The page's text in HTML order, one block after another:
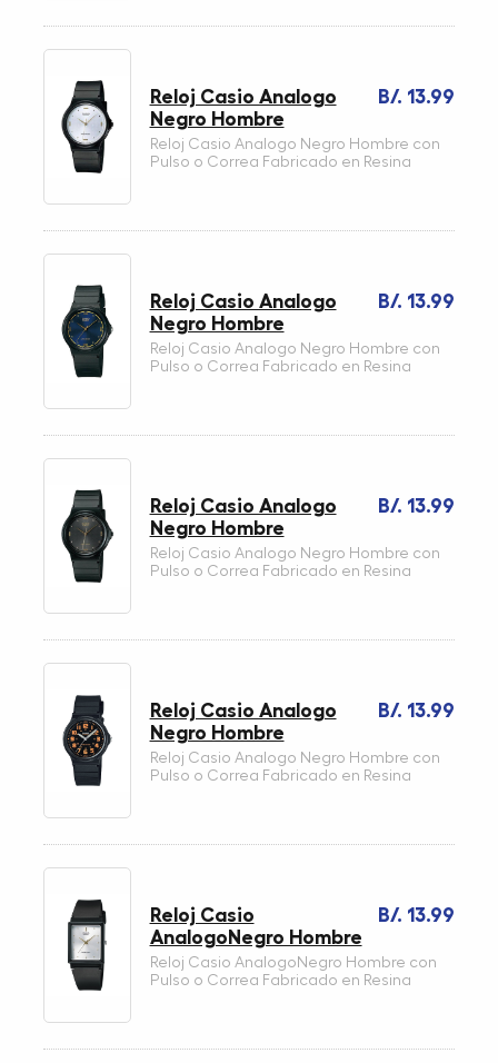
B/. 13.99
Reloj Casio Analogo
Negro Hombre
Reloj Casio Analogo Negro Hombre con
Pulso o Correa Fabricado en Resina
B/. 13.99
Reloj Casio Analogo
Negro Hombre
Reloj Casio Analogo Negro Hombre con
Pulso o Correa Fabricado en Resina
B/. 13.99
Reloj Casio Analogo
Negro Hombre
Reloj Casio Analogo Negro Hombre con
Pulso o Correa Fabricado en Resina
B/. 13.99
Reloj Casio Analogo
Negro Hombre
Reloj Casio Analogo Negro Hombre con
Pulso o Correa Fabricado en Resina
B/. 13.99
Reloj Casio
AnalogoNegro Hombre
Reloj Casio AnalogoNegro Hombre con
Pulso o Correa Fabricado en Resina